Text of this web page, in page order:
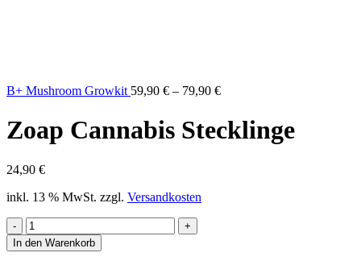
B+ Mushroom Growkit 59,90 € – 79,90 €
Zoap Cannabis Stecklinge
24,90 €
inkl. 13 % MwSt. zzgl. Versandkosten
Zoap
Cannabis
Stecklinge
In den Warenkorb